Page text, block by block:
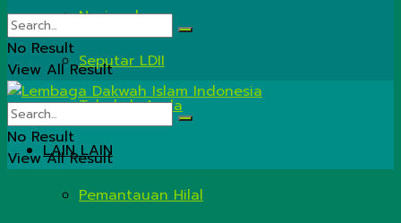
Nasional
Seputar LDII
Tahukah Anda
LAIN LAIN
Pemantauan Hilal
No Result
View All Result
No Result
View All Result